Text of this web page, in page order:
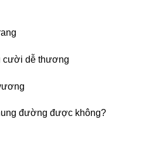
cười dễ thương
đường được không?